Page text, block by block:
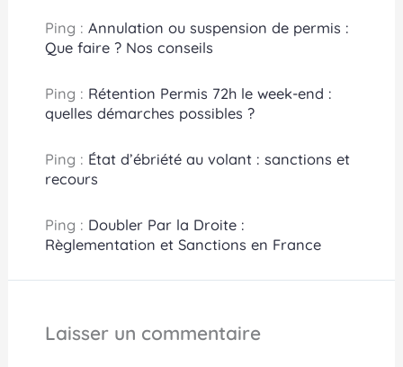
Ping : Annulation ou suspension de permis :
Que faire ? Nos conseils
Ping : Rétention Permis 72h le week-end :
quelles démarches possibles ?
Ping : État d’ébriété au volant : sanctions et
recours
Ping : Doubler Par la Droite :
Règlementation et Sanctions en France
Laisser un commentaire